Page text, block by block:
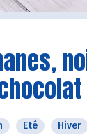
Eté Hiver